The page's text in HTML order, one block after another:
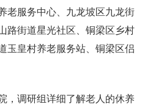
老服务中心、九龙坡区九龙街
路街道星光社区、铜梁区乡村
玉皇村养老服务站、铜梁区侣
调研组详细了解老人的休养